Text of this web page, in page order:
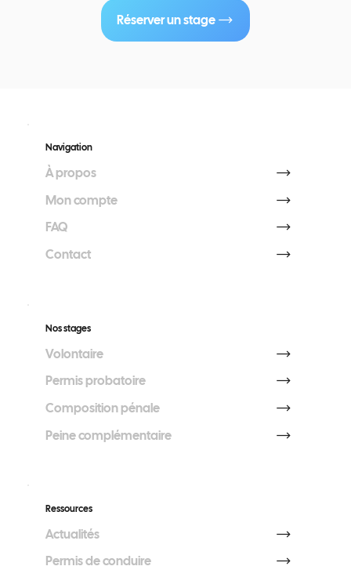
Réserver un stage
Ressources
Actualités
Permis de conduire
Nos stages
Volontaire
Permis probatoire
Composition pénale
Peine complémentaire
Navigation
À propos
Mon compte
FAQ
Contact